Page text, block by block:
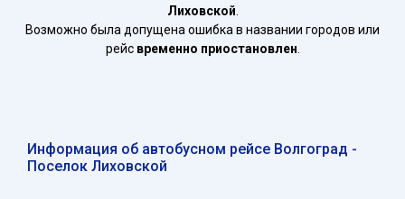
Лиховской
Возможно была допущена ошибка в названии городов или
рейс временно приостановлен
Информация об автобусном рейсе Волгоград -
Поселок Лиховской